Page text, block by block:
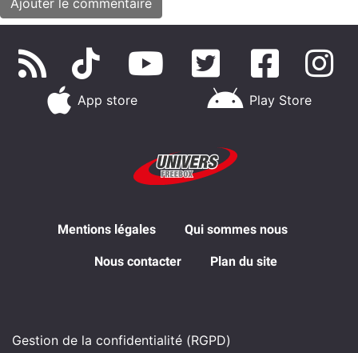
App store Play Store
Mentions légales Qui sommes nous
Nous contacter Plan du site
Gestion de la confidentialité (RGPD)